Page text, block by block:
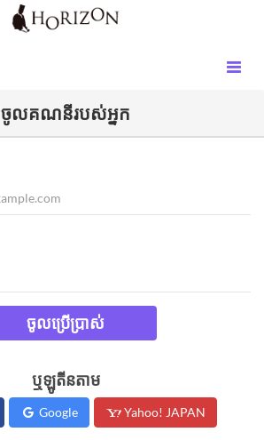
ចូល​គណនីរបស់អ្នក​
ចូលប្រើប្រាស់
ឬឡូតីនតាម
Google Yahoo! JAPAN